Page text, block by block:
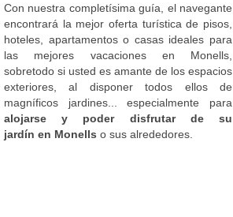
Con nuestra completísima guía, el navegante
encontrará la mejor oferta turística de pisos,
hoteles, apartamentos o casas ideales para
las mejores vacaciones en Monells,
sobretodo si usted es amante de los espacios
exteriores, al disponer todos ellos de
magníficos jardines... especialmente para
alojarse y poder disfrutar de su
jardín en Monells o sus alrededores.